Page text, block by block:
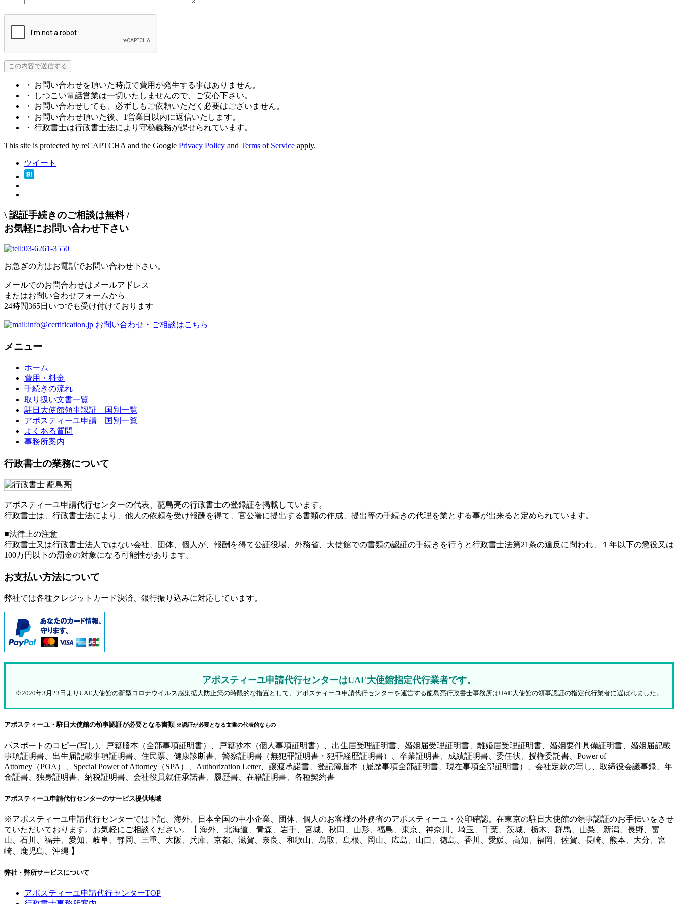
・ お問い合わせを頂いた時点で費用が発生する事はありません。
・ しつこい電話営業は一切いたしませんので、ご安心下さい。
・ お問い合わせしても、必ずしもご依頼いただく必要はございません。
・ お問い合わせ頂いた後、1営業日以内に返信いたします。
・ 行政書士は行政書士法により守秘義務が課せられています。
This site is protected by reCAPTCHA and the Google Privacy Policy and Terms of Service apply.
ツイート
\ 認証手続きのご相談は無料/
お気軽にお問い合わせ下さい
お急ぎの方はお電話でお問い合わせ下さい。
メールでのお問合わせはメールアドレス
またはお問い合わせフォームから
24時間365日いつでも受け付けております
お問い合わせ・ご相談はこちら
メニュー
ホーム
費用・料金
手続きの流れ
取り扱い文書一覧
駐日大使館領事認証 国別一覧
アポスティーユ申請 国別一覧
よくある質問
事務所案内
行政書士の業務について
アポスティーユ申請代行センターの代表、蓜島亮の行政書士の登録証を掲載しています。
行政書士は、行政書士法により、他人の依頼を受け報酬を得て、官公署に提出する書類の作成、提出等の手続きの代理を業とする事が出来ると定められています。
■法律上の注意
行政書士又は行政書士法人ではない会社、団体、個人が、報酬を得て公証役場、外務省、大使館での書類の認証の手続きを行うと行政書士法第21条の違反に問われ、
１年以下の懲役又は
100万円以下の罰金の対象になる可能性があります。
お支払い方法について
弊社では各種クレジットカード決済、銀行振り込みに対応しています。
アポスティーユ申請代行センターはUAE大使館指定代行業者です。
※2020年3月23日よりUAE大使館の新型コロナウイルス感染拡大防止策の時限的な措置として、アポスティーユ申請代行センターを運営する蓜島亮行政書士事務所はUAE大使館の領事認証の指定代行業者に選ばれました。
アポスティーユ・駐日大使館の領事認証が必要となる書類 ※認証が必要となる文書の代表的なもの
パスポートのコピー(写し)、戸籍謄本（全部事項証明書）、戸籍抄本（個人事項証明書）、出生届受理証明書、婚姻届受理証明書、離婚届受理証明書、婚姻要件具備証明書、婚姻届記載
事項証明書、出生届記載事項証明書、住民票、健康診断書、警察証明書（無犯罪証明書・犯罪経歴証明書）、卒業証明書、成績証明書、委任状、授権委託書、Power of
Attorney（POA）、Special Power of Attorney（SPA）、Authorization Letter、譲渡承諾書、登記簿謄本（履歴事項全部証明書、現在事項全部証明書）、会社定款の写し、取締役会議事録、年
金証書、独身証明書、納税証明書、会社役員就任承諾書、履歴書、在籍証明書、各種契約書
アポスティーユ申請代行センターのサービス提供地域
※アポスティーユ申請代行センターでは下記、海外、日本全国の中小企業、団体、個人のお客様の外務省のアポスティーユ・公印確認。在東京の駐日大使館の領事認証のお手伝いをさせ
ていただいております。お気軽にご相談ください。【 海外、北海道、青森、岩手、宮城、秋田、山形、福島、東京、神奈川、埼玉、千葉、茨城、栃木、群馬、山梨、新潟、長野、富
山、石川、福井、愛知、岐阜、静岡、三重、大阪、兵庫、京都、滋賀、奈良、和歌山、鳥取、島根、岡山、広島、山口、徳島、香川、愛媛、高知、福岡、佐賀、長崎、熊本、大分、宮
崎、鹿児島、沖縄 】
弊社・弊所サービスについて
アポスティーユ申請代行センターTOP